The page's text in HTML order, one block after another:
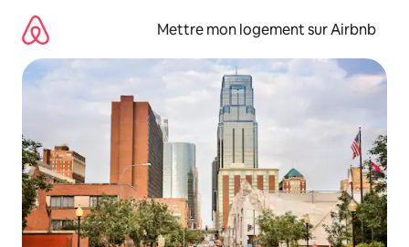
directement
contenu
Mettre mon logement sur Airbnb